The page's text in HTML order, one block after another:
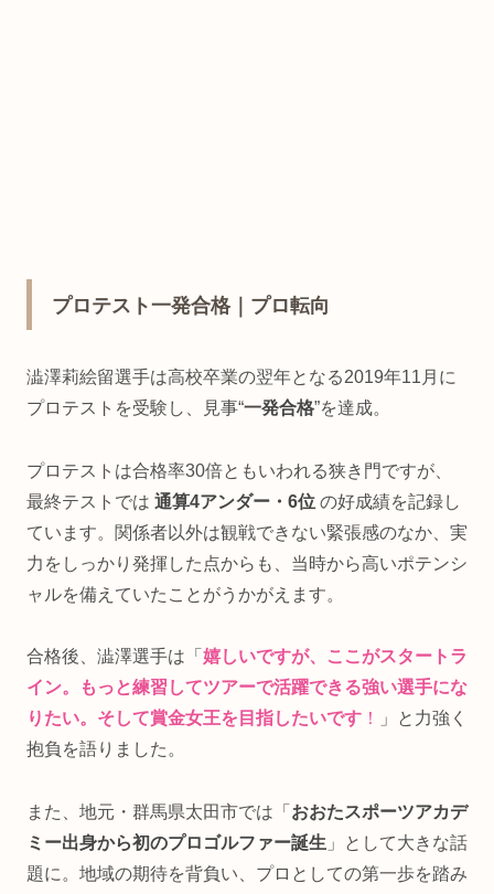
プロテスト一発合格｜プロ転向
澁澤莉絵留選手は高校卒業の翌年となる2019年11月に
プロテストを受験し、見事“一発合格”を達成。
プロテストは合格率30倍ともいわれる狭き門ですが、
最終テストでは 通算4アンダー・6位 の好成績を記録し
ています。関係者以外は観戦できない緊張感のなか、実
力をしっかり発揮した点からも、当時から高いポテンシ
ャルを備えていたことがうかがえます。
合格後、澁澤選手は「 嬉しいですが、ここがスタートラ
イン。もっと練習してツアーで活躍できる強い選手にな
りたい。そして賞金女王を目指したいです ！
」と力強く
抱負を語りました。
また、地元・群馬県太田市では「 おおたスポーツアカデ
ミー出身から初のプロゴルファー誕生 」として大きな話
題に。地域の期待を背負い、プロとしての第一歩を踏み